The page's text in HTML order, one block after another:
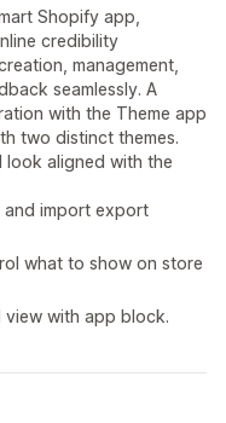
Shopify app,
credibility
management,
seamlessly. A
with the Theme app
two distinct themes.
look aligned with the
and import export
what to show on store
view with app block.